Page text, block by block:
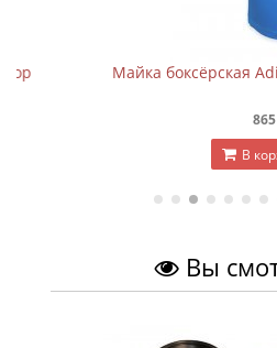
Майка боксёрская Adidas
1
В корзину
Вы